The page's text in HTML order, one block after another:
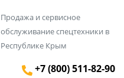
Продажа и сервисное
обслуживание спецтехники в
Республике Крым
+7 (800) 511-82-90